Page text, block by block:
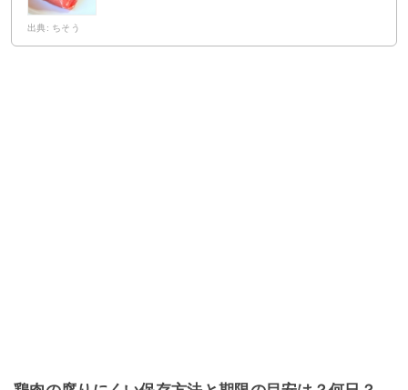
出典: ちそう